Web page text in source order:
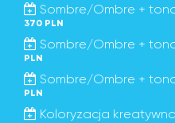
Sombre/Ombre +
370 PLN
Sombre/Ombre +
PLN
Sombre/Ombre +
PLN
Koloryzacja